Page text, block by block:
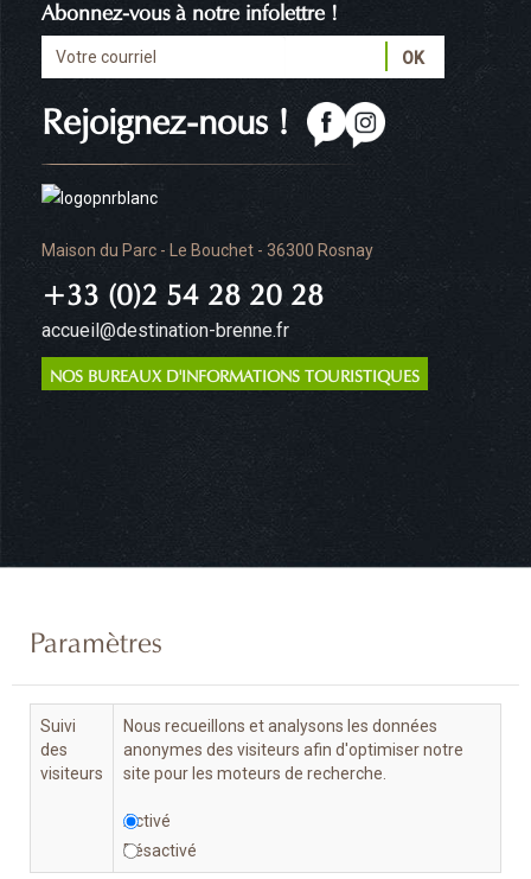
Maison du Parc - Le Bouchet - 36300 Rosnay
+33 (0)2 54 28 20 28
accueil@destination-brenne.fr
NOS BUREAUX D'INFORMATIONS TOURISTIQUES
Rejoignez-nous !
Abonnez-vous à notre infolettre !
Paramètres
Suivi
des
visiteurs
Nous recueillons et analysons les données
anonymes des visiteurs afin d'optimiser notre
site pour les moteurs de recherche.
Activé
Désactivé